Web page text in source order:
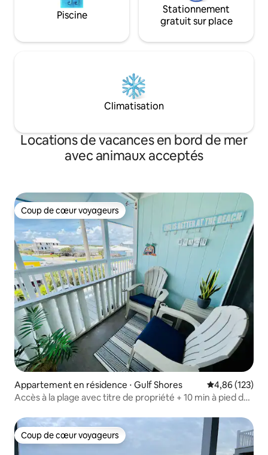
Piscine
Stationnement
gratuit sur place
Climatisation
Locations de vacances en bord de mer
avec animaux acceptés
Coup de cœur voyageurs
Coup de cœur voyageurs
Appartement en résidence ⋅ Gulf Shores Évaluation
4,86 (123)
Accès à la plage avec titre de propriété + 10 min à pied de
Coup de cœur voyageurs
Coup de cœur voyageurs